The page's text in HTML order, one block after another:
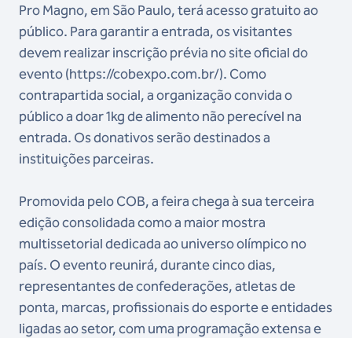
Pro Magno, em São Paulo, terá acesso gratuito ao
público. Para garantir a entrada, os visitantes
devem realizar inscrição prévia no site oficial do
evento (https://cobexpo.com.br/). Como
contrapartida social, a organização convida o
público a doar 1kg de alimento não perecível na
entrada. Os donativos serão destinados a
instituições parceiras.
Promovida pelo COB, a feira chega à sua terceira
edição consolidada como a maior mostra
multissetorial dedicada ao universo olímpico no
país. O evento reunirá, durante cinco dias,
representantes de confederações, atletas de
ponta, marcas, profissionais do esporte e entidades
ligadas ao setor, com uma programação extensa e